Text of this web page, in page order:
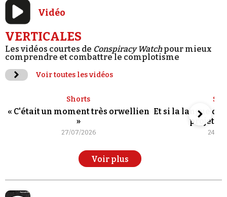
Vidéo
VERTICALES
Les vidéos courtes de Conspiracy Watchpour mieux
comprendre et combattre le complotisme
Voir toutes les vidéos
Shorts
« C'était un moment très orwellien
»
27/07/2026
Et si la langue de
projet
24/
Voir plus